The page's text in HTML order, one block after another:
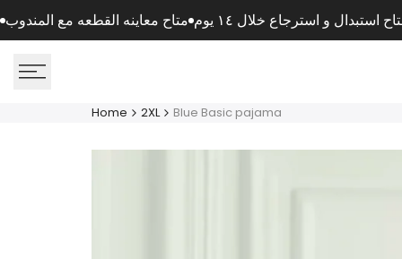
toمتاح معاينه القطعه مع المندوب استبدال و استرجاع خلال ١٤ يوم
Home 2XL Blue Basic pajama